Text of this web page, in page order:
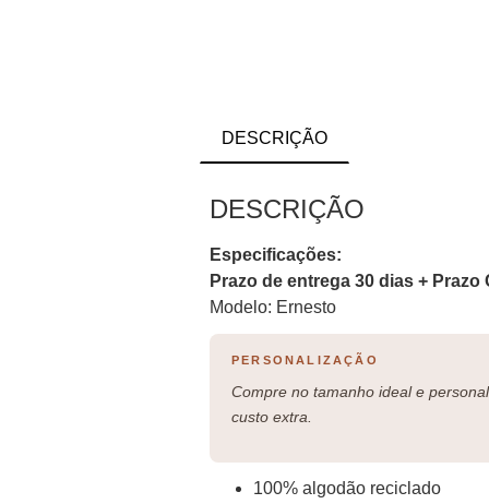
DESCRIÇÃO
DESCRIÇÃO
Especificações:
Prazo de entrega 30 dias + Prazo
Modelo: Ernesto
PERSONALIZAÇÃO
Compre no tamanho ideal e
custo extra.
100% algodão reciclado